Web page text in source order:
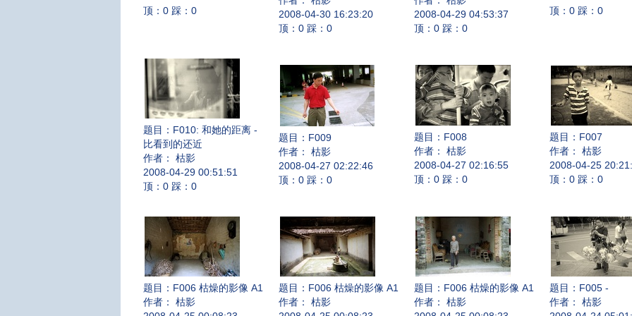
顶：0 踩：0
2008-04-30 16:23:20
顶：0 踩：0
2008-04-29 04:53:37
顶：0 踩：0
顶：0 踩：0
题目： F010: 和她的距离 -
比看到的还近
作者： 枯影
2008-04-29 00:51:51
顶：0 踩：0
题目： F009
作者： 枯影
2008-04-27 02:22:46
顶：0 踩：0
题目： F008
作者： 枯影
2008-04-27 02:16:55
顶：0 踩：0
题目： F007
作者： 枯影
2008-04-25
顶：0 踩：0
题目： F006 枯燥的影像 A1
作者： 枯影
题目： F006 枯燥的影像 A1
作者： 枯影
题目： F006 枯燥的影像 A1
作者： 枯影
题目： F005 -
作者： 枯影